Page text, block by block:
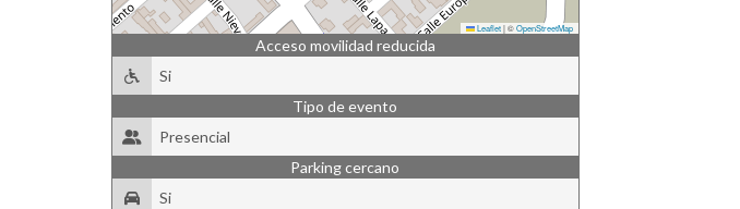
Leaflet |©OpenStreetMap
Acceso movilidad reducida
Si
Tipo de evento
Presencial
Parking cercano
Si